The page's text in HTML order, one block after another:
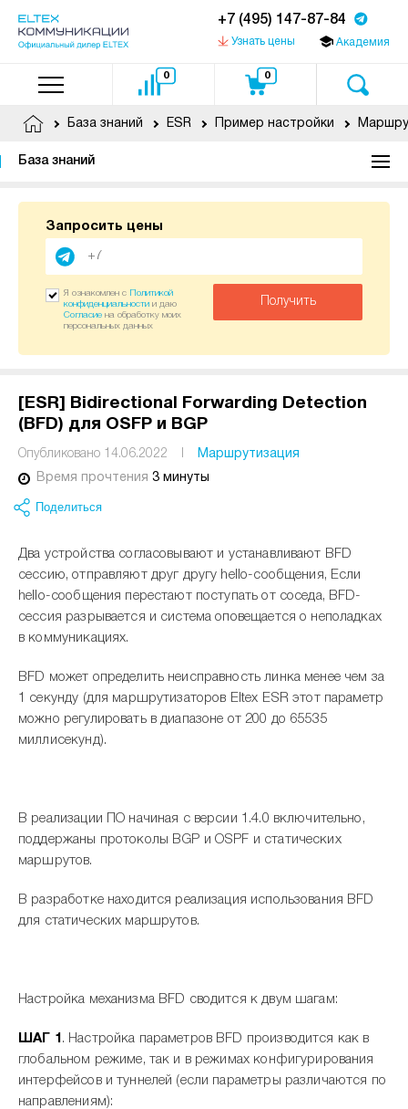
+7 (495) 147-87-84
Узнать цены Академия
0 0
База знаний ESR Пример настройки
База знаний
Запросить цены
Получить
Я ознакомлен с
Политикой
конфиденциальности и даю
Согласие на обработку моих
персональных данных
[ESR] Bidirectional Forwarding Detection
(BFD) для OSFP и BGP
Опубликовано 14.06.2022
Маршрутизация
Время прочтения 3 минуты
Поделиться
Два устройства согласовывают и устанавливают BFD
сессию, отправляют друг другу hello-сообщения, Если
hello-сообщения перестают поступать от соседа, BFD-
сессия разрывается и система оповещается о неполадках
в коммуникациях.
BFD может определить неисправность линка менее чем за
1 секунду (для маршрутизаторов Eltex ESR этот параметр
можно регулировать в диапазоне от 200 до 65535
миллисекунд).
В реализации ПО начиная с версии 1.4.0 включительно,
поддержаны протоколы BGP и OSPF и статических
маршрутов.
В разработке находится реализация использования BFD
для статических маршрутов.
Настройка механизма BFD сводится к двум шагам:
ШАГ 1 . Настройка параметров BFD производится как в
глобальном режиме, так и в режимах конфигурирования
интерфейсов и туннелей (если параметры различаются по
направлениям):